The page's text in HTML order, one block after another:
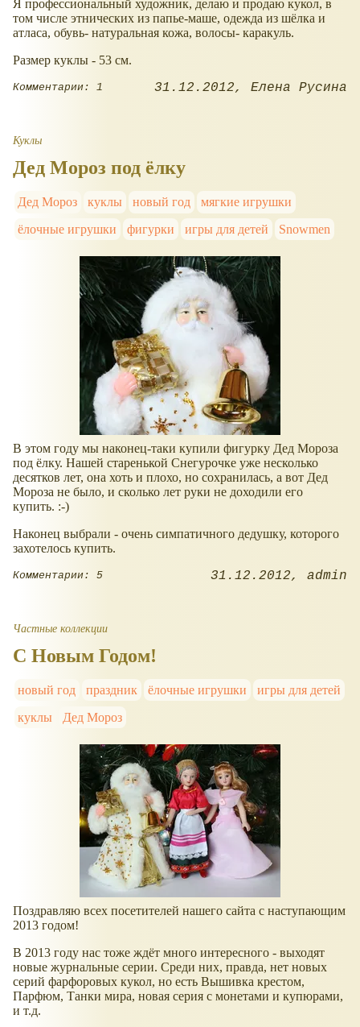
Я профессиональный художник, делаю и продаю кукол, в
том числе этнических из папье-маше, одежда из шёлка и
атласа, обувь- натуральная кожа, волосы- каракуль.
Размер куклы - 53 см.
Комментарии: 1 31.12.2012 Елена Русина
Куклы
Дед Мороз под ёлку
Дед Мороз куклы новый год
мягкие игрушки
ёлочные игрушки
фигурки игры для детей Snowmen
В этом году мы наконец-таки купили фигурку Дед Мороза
под ёлку. Нашей старенькой Снегурочке уже несколько
десятков лет, она хоть и плохо, но сохранилась, а вот Дед
Мороза не было, и сколько лет руки не доходили его
купить. :-)
Наконец выбрали - очень симпатичного дедушку, которого
захотелось купить.
Комментарии: 5 31.12.2012 admin
Частные коллекции
С Новым Годом!
новый год праздник ёлочные игрушки
игры для детей
куклы
Дед Мороз
Поздравляю всех посетителей нашего сайта с наступающим
2013 годом!
В 2013 году нас тоже ждёт много интересного - выходят
новые журнальные серии. Среди них, правда, нет новых
серий фарфоровых кукол, но есть Вышивка крестом,
Парфюм, Танки мира, новая серия с монетами и купюрами,
и т.д.